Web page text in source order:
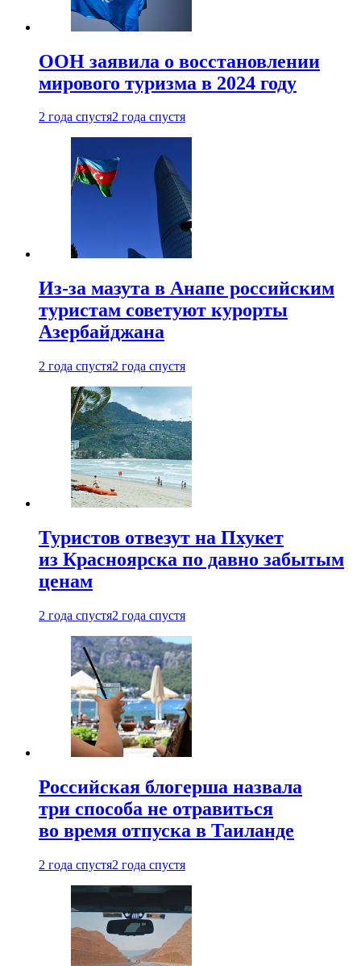
ООН заявила о восстановлении
мирового туризма в 2024 году
2 года спустя2 года спустя
Из-за мазута в Анапе российским
туристам советуют курорты
Азербайджана
2 года спустя2 года спустя
Туристов отвезут на Пхукет
из Красноярска по давно забытым
ценам
2 года спустя2 года спустя
Российская блогерша назвала
три способа не отравиться
во время отпуска в Таиланде
2 года спустя2 года спустя